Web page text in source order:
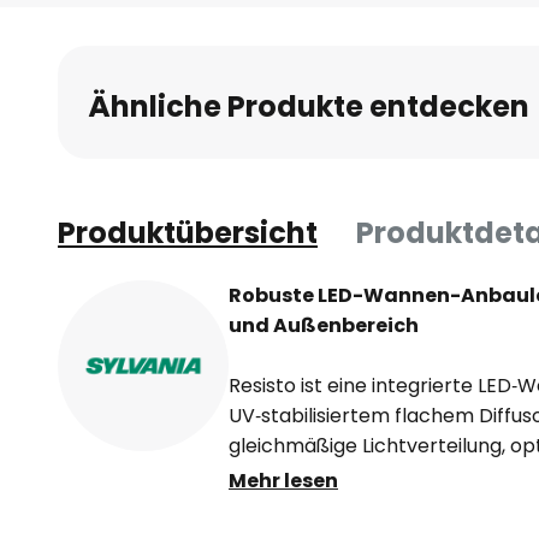
Bildgalerie
springen
Ähnliche Produkte entdecken
Produktübersicht
Robuste LED-Wannen-
und Außenbereich
Resisto ist eine integrierte
UV‑stabilisiertem flachem
gleichmäßige Lichtverteilung,
reduzierte Blendung. 301
Mehr lesen